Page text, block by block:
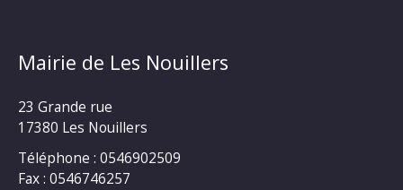
Mairie de Les Nouillers
23 Grande rue
17380 Les Nouillers
Téléphone : 0546902509
Fax : 0546746257